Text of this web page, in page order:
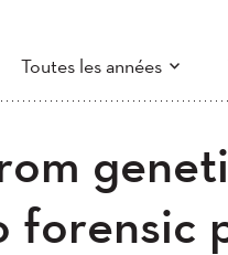
Toutes les années
2020 2019
2015 2014
2010 2008
plus ancien
forensic